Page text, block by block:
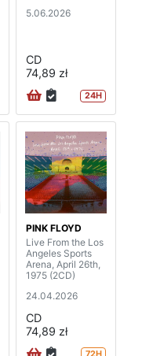
5.06.2026
CD
74,89 zł
24H
PINK FLOYD
Live From the Los
Angeles Sports
Arena, April 26th,
1975 (2CD)
24.04.2026
CD
74,89 zł